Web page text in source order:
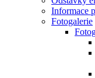
Informace
Fotogalerie